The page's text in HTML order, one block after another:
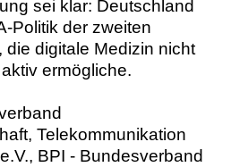
sei klar: Deutschland
Politik der zweiten
die digitale Medizin nicht
ermögliche.
Telekommunikation
BPI - Bundesverband